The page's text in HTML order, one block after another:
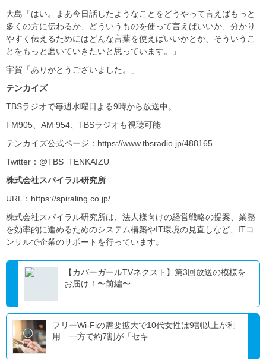
大島「はい。まあ今日話したようなことをどうやって言えばもっと
多くの方に伝わるか、どういうものを使って言えばいいか、分かり
やすく伝えるためにはどんな言葉を使えばいいかとか、そういうこ
とをもっと磨いていきたいと思っています。」
宇賀「ありがとうございました。」
テンカイズ
TBSラジオで毎週水曜日よる9時から放送中。
FM905、AM 954、TBSラジオも視聴可能
テンカイズ公式ページ：https://www.tbsradio.jp/488165
Twitter：@TBS_TENKAIZU
株式会社スパイラル研究所
URL：https://spiraling.co.jp/
株式会社スパイラル研究所は、法人様向けの経営戦略の提案、業務
を効率的に進めるためのシステム構築やIT環境の見直しなど、ITコ
ンサルで企業のサポートを行っています。
【カバーガールTVネクスト】第3回放送の模様を
お届け！〜前編〜
フリーWi-Fiの需要拡大で10代女性は9割以上が利
用…一方で約7割が「セキ...